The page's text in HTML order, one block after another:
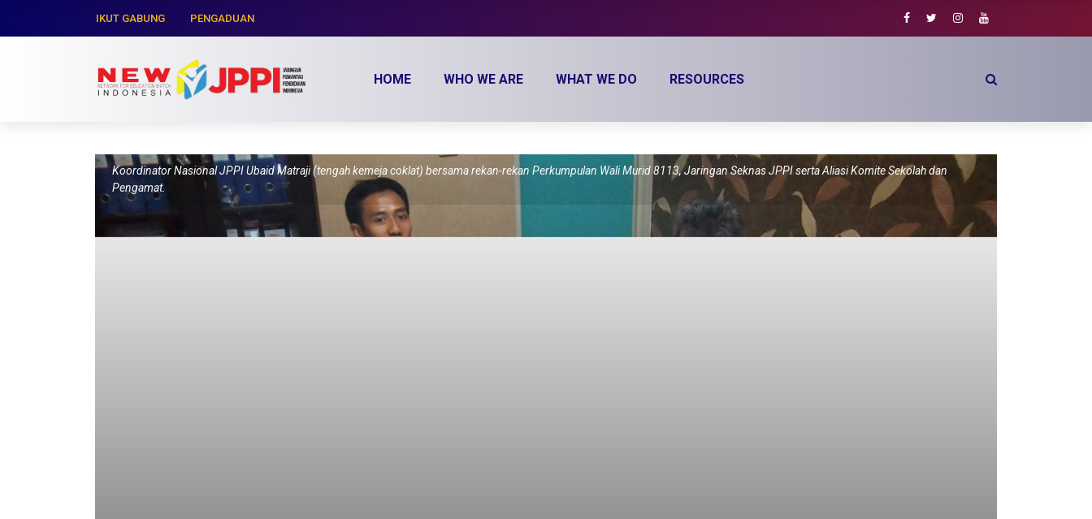
IKUT GABUNG PENGADUAN
HOME WHO WE ARE WHAT WE DO RESOURCES
Koordinator Nasional JPPI Ubaid Matraji (tengah kemeja coklat) bersama rekan-rekan Perkumpulan Wali Murid 8113, Jaringan Seknas JPPI serta Aliasi Komite Sekolah dan
Pengamat.